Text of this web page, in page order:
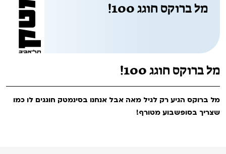
טרום בכורה
סרט פלוס
תכניות מיוחדות
במראה הישראלית
סדרות עונת 26/27
קורסים
מל ברוקס חוגג 100!
מל ברוקס חוגג 100!
מל ברוקס הגיע רק לגיל מאה אבל אנחנו בסינמטק חוגגים לו כמו
שצריך בסופשבוע מטורף!